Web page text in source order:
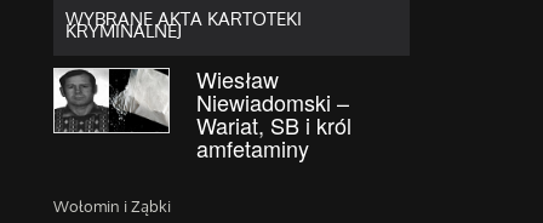
WYBRANE AKTA KARTOTEKI
KRYMINALNEJ
Wiesław
Niewiadomski –
Wariat, SB i król
amfetaminy
Wołomin i Ząbki